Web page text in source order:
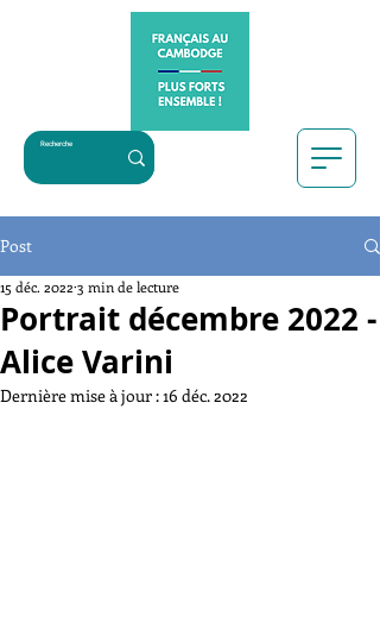
Post
Portrait décembre 2022 -
Alice Varini
15 déc. 2022 3 min de lecture
Dernière mise à jour :16 déc. 2022